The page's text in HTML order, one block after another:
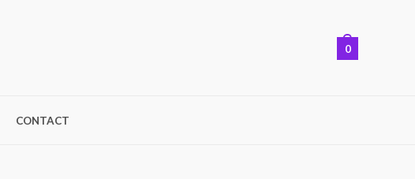
0
CONTACT